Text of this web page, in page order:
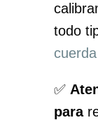
todo
cuerda
✅
para